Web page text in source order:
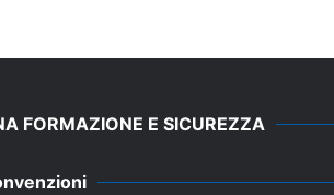
FORMAZIONE E SICUREZZA